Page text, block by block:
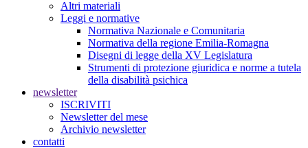
Altri materiali
Leggi e normative
Normativa Nazionale e Comunitaria
Normativa della regione Emilia-Romagna
Disegni di legge della XV Legislatura
Strumenti di protezione giuridica e norme a tutela
della disabilità psichica
newsletter
ISCRIVITI
Newsletter del mese
Archivio newsletter
contatti